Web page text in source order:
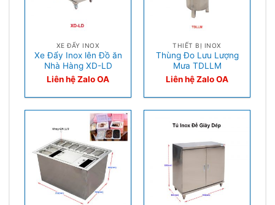
XE ĐẨY INOX
Xe Đẩy Inox lên Đồ ăn
Nhà Hàng XD-LD
Liên hệ Zalo OA
THIẾT BỊ INOX
Thùng Đo Lưu Lượng
Mưa TDLLM
Liên hệ Zalo OA